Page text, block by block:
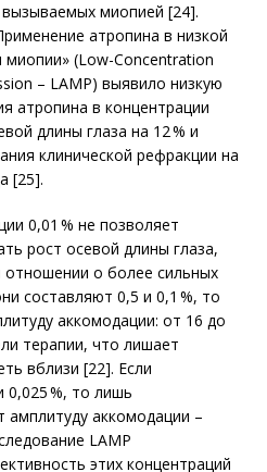
миопией [24].
атропина в низкой
миопии» (Low-Concentration
– LAMP) выявило низкую
атропина в концентрации
длины глаза на 12 % и
клинической рефракции на
[25].
0,01 % не позволяет
рост осевой длины глаза,
о более сильных
составляют 0,5 и 0,1 %, то
аккомодации: от 16 до
терапии, что лишает
вблизи [22]. Если
0,025 %, то лишь
аккомодации –
LAMP
этих концентраций